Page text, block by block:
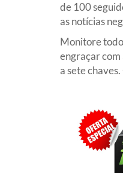
de 100
as notícias
Monitore
engraçar com
a sete